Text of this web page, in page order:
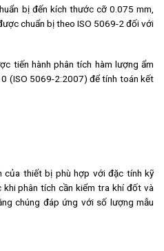
bị đến kích thước cỡ 0.075 mm,
chuẩn bị theo ISO 5069-2 đối với
tiến hành phân tích hàm lượng ẩm
(ISO 5069-2:2007) để tính toán kết
của thiết bị phù hợp với đặc tính kỹ
phân tích cần kiểm tra khí đốt và
chúng đáp ứng với số lượng mẫu